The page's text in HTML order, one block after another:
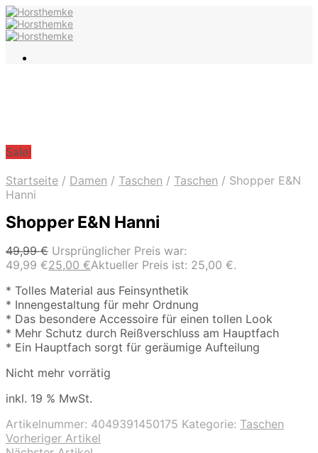
Sale!
Startseite / Damen / Taschen / Taschen / Shopper E&N
Hanni
Shopper E&N Hanni
49,99€ Ursprünglicher Preis war:
49,99 €25,00 €Aktueller Preis ist: 25,00 €.
* Tolles Material aus Feinsynthetik
* Innengestaltung für mehr Ordnung
* Das besondere Accessoire für einen tollen Look
* Mehr Schutz durch Reißverschluss am Hauptfach
* Ein Hauptfach sorgt für geräumige Aufteilung
Nicht mehr vorrätig
inkl. 19 % MwSt.
Artikelnummer: 4049391450175 Kategorie: Taschen
Vorheriger Artikel